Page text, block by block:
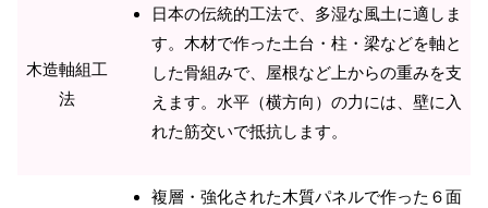
木造軸組工
法
日本の伝統的工法で、多湿な風土に適しま
す。木材で作った土台・柱・梁などを軸と
した骨組みで、屋根など上からの重みを支
えます。水平（横方向）の力には、壁に入
れた筋交いで抵抗します。
複層・強化された木質パネルで作った６面